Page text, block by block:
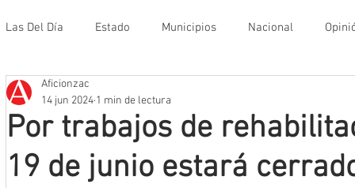
Las Del Día Estado Municipios Nacional
Que no se olvide
Mineros LNBP
Por trabajos de
19 de junio estará
Aficionzac
14 jun 2024 1 min de lectura